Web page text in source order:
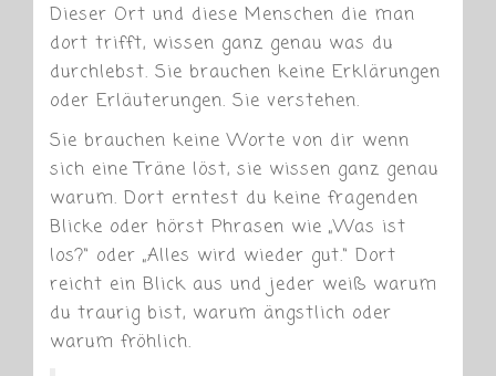
Dieser Ort und diese Menschen die man
dort trifft, wissen ganz genau was du
durchlebst. Sie brauchen keine Erklärungen
oder Erläuterungen. Sie verstehen.
Sie brauchen keine Worte von dir wenn
sich eine Träne löst, sie wissen ganz genau
warum. Dort erntest du keine fragenden
Blicke oder hörst Phrasen wie „Was ist
los?“ oder „Alles wird wieder gut.“ Dort
reicht ein Blick aus und jeder weiß warum
du traurig bist, warum ängstlich oder
warum fröhlich.